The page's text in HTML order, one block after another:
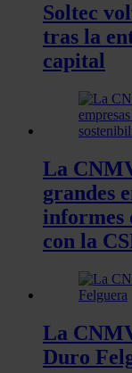
Soltec
tras la
capital
La
grandes
informes
con la
La
Duro